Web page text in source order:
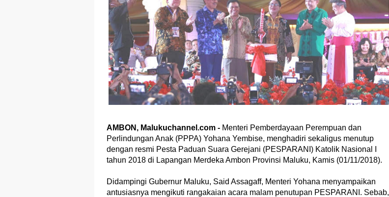
AMBON, Malukuchannel.com - Menteri Pemberdayaan Perempuan dan
Perlindungan Anak (PPPA) Yohana Yembise, menghadiri sekaligus menutup
dengan resmi Pesta Paduan Suara Gerejani (PESPARANI) Katolik Nasional I
tahun 2018 di Lapangan Merdeka Ambon Provinsi Maluku, Kamis (01/11/2018).
Didampingi Gubernur Maluku, Said Assagaff, Menteri Yohana menyampaikan
antusiasnya mengikuti rangakaian acara malam penutupan PESPARANI. Sebab,